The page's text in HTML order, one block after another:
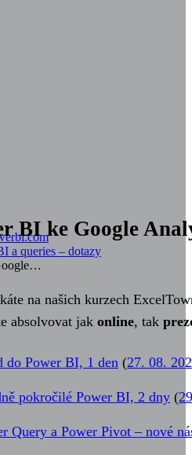
a queries – dotazy
BI ke Google
na našich kurzech
absolvovat jak online, tak
do Power BI, 1 den (27. 08.
pokročilé Power BI, 2 dny (
Query a Power Pivot – nové